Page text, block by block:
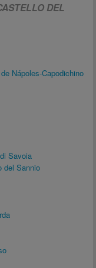
DEL
Nápoles-Capodichino
Savoia
del Sannio